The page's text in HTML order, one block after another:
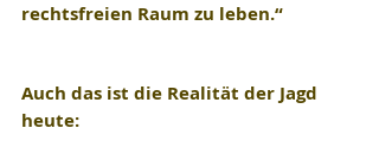
rechtsfreien Raum zu leben.“
Auch das ist die Realität der Jagd
heute: